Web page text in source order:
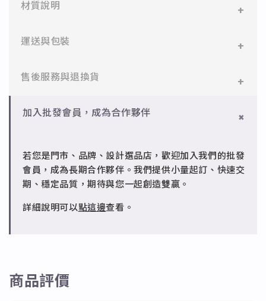
材質說明
✻ 316L不鏽鋼
✻ 925純銀
設計。
運送與包裝
一般會員：一件即享免運與精美包裝，超商取貨或宅配
批發會員：達門檻享免運優惠，出貨時間約為2個工作
售後服務與退換貨
✻ 一般會員
✻ 批發會員
請聯繫 LINE 客服 @jfq1926j 協助處理。
加入批發會員，成為合作夥伴
若您是門市、品牌、設計選品店，歡迎加入我們的批發
會員，成為長期合作夥伴。我們提供小量起訂、快速交
期、穩定品質，期待與您一起創造雙贏。
詳細說明可以點這邊查看。
商品評價